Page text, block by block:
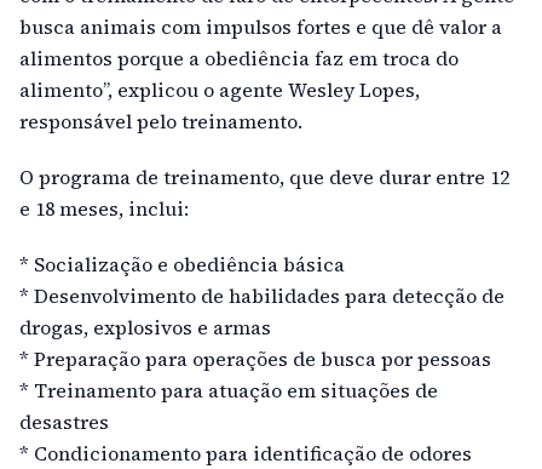
busca animais com impulsos fortes e que dê valor a
alimentos porque a obediência faz em troca do
alimento”, explicou o agente Wesley Lopes,
responsável pelo treinamento.
O programa de treinamento, que deve durar entre 12
e 18 meses, inclui:
* Socialização e obediência básica
* Desenvolvimento de habilidades para detecção de
drogas, explosivos e armas
* Preparação para operações de busca por pessoas
* Treinamento para atuação em situações de
desastres
* Condicionamento para identificação de odores